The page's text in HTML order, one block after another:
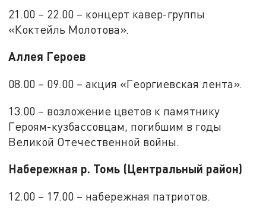
21.00 – 22.00 – концерт кавер-группы
«Коктейль Молотова».
Аллея Героев
08.00 – 09.00 – акция «Георгиевская лента».
13.00 – возложение цветов к памятнику
Героям-кузбассовцам, погибшим в годы
Великой Отечественной войны.
Набережная р. Томь (Центральный район)
12.00 – 17.00 – набережная патриотов.